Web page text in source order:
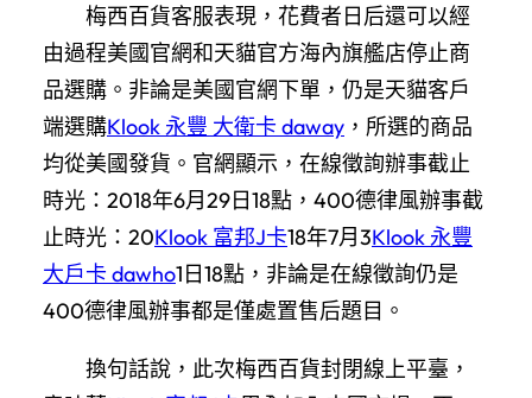
梅西百貨客服表現，花費者日后還可以經
由過程美國官網和天貓官方海內旗艦店停止商
品選購。非論是美國官網下單，仍是天貓客戶
端選購Klook 永豐 大衛卡 daway ，所選的商品
均從美國發貨。官網顯示，在線徵詢辦事截止
時光：2018年6月29日18點，400德律風辦事截
止時光：20Klook 富邦J卡18年7月3Klook 永豐
大戶卡 dawho1日18點，非論是在線徵詢仍是
400德律風辦事都是僅處置售后題目。
換句話說，此次梅西百貨封閉線上平臺，